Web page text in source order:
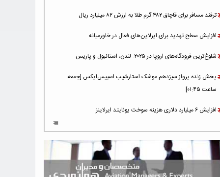
ترفند مسافر برای قاچاق ۴۸۲ گرم طلا به ارزش ۸۲ میلیارد ریال
افزایش سطح تهدید برای ایرلاین‌های فعال در خاورمیانه
شلوغ‌ترین فرودگاه‌های اروپا در ۲۰۲۵: لندن، استانبول و پاریس
پخش زنده پرواز سیزدهم موشک استارشیپ اسپیس‌ایکس [جمعه
ساعت ۰۱:۴۵]
افزایش ۶ میلیارد دلاری هزینه‌ سوخت یونایتد ایرلاینز
هوش مصنوعی وارد تعمیر و بازرسی موتورهای هواپیما شد
حمله هوایی به تأسیسات فرودگاه سمنان
استخدام در صنعت هوانوردی کانادا با آموزش رایگان و حقوق ۱۲۷ هزار